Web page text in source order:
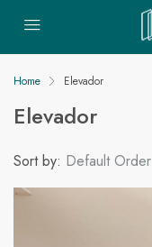
Home Elevador
Elevador
Sort by: Default Order